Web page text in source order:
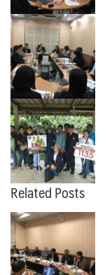
Related Posts